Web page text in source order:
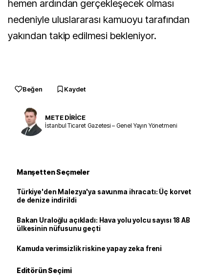
hemen ardından gerçekleşecek olması
nedeniyle uluslararası kamuoyu tarafından
yakından takip edilmesi bekleniyor.
Beğen Kaydet
METE DİRİCE
İstanbul Ticaret Gazetesi – Genel Yayın Yönetmeni
Manşetten Seçmeler
Türkiye'den Malezya'ya savunma ihracatı: Üç korvet
de denize indirildi
Bakan Uraloğlu açıkladı: Hava yolu yolcu sayısı 18 AB
ülkesinin nüfusunu geçti
Kamuda verimsizlik riskine yapay zeka freni
Editörün Seçimi